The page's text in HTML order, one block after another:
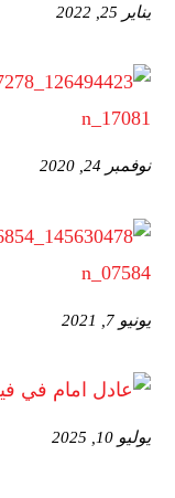
يناير 25, 2022
نوفمبر 24, 2020
يونيو 7, 2021
يوليو 10, 2025